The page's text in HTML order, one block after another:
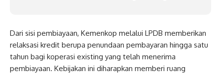
Dari sisi pembiayaan, Kemenkop melalui LPDB memberikan
relaksasi kredit berupa penundaan pembayaran hingga satu
tahun bagi koperasi existing yang telah menerima
pembiayaan. Kebijakan ini diharapkan memberi ruang